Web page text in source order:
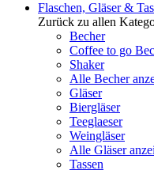
Flaschen, Gläser &
Zurück zu allen
Becher
Coffee to go
Shaker
Alle Becher
Gläser
Biergläser
Teeglaeser
Weingläser
Alle Gläser
Tassen